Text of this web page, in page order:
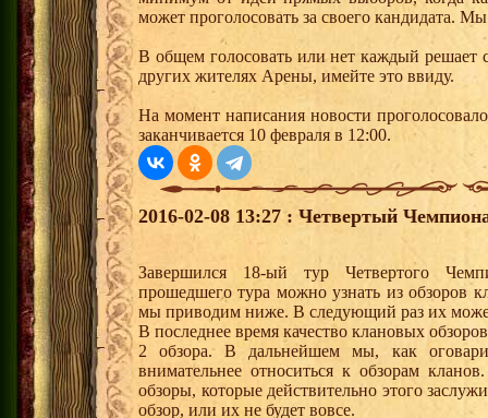
может проголосовать за своего кандидата.
В общем голосовать или нет каждый
других жителях Арены, имейте это ввиду.
На момент написания новости
заканчивается 10 февраля в 12:00.
2016-02-08 13:27 : Четвертый
Завершился 18-ый тур Четвертого
прошедшего тура можно узнать из обзоров
мы приводим ниже. В следующий раз их
В последнее время качество клановых
2 обзора. В дальнейшем мы, как
внимательнее относиться к обзорам
обзоры, которые действительно этого
обзор, или их не будет вовсе.